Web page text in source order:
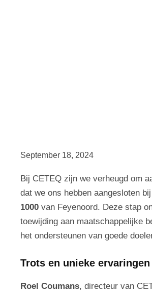
September 18, 2024
Bij CETEQ zijn we verheugd om
dat we ons hebben aangesloten
1000 van Feyenoord. Deze stap
toewijding aan maatschappelijke
het ondersteunen van goede
Trots en unieke ervaringen
Roel Coumans, directeur van